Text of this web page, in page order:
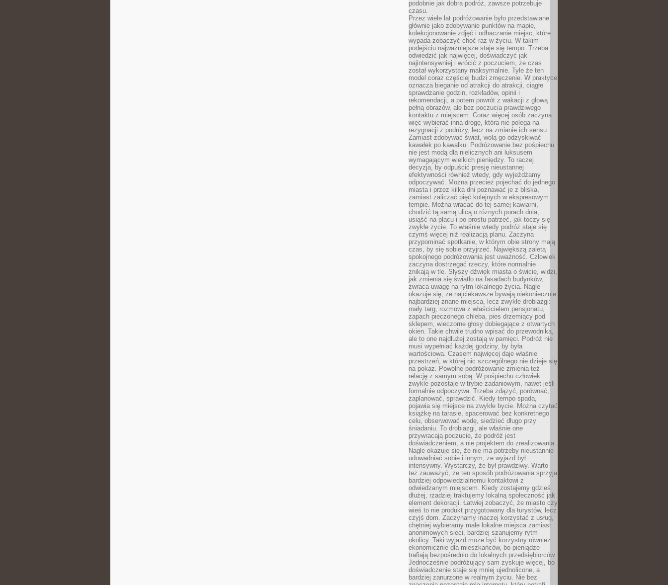
podobnie jak dobra podróż, zawsze potrzebuje
czasu.
Przez wiele lat podróżowanie było przedstawiane
głównie jako zdobywanie punktów na mapie,
kolekcjonowanie zdjęć i odhaczanie miejsc, które
wypada zobaczyć choć raz w życiu. W takim
podejściu najważniejsze staje się tempo. Trzeba
odwiedzić jak najwięcej, doświadczyć jak
najintensywniej i wrócić z poczuciem, że czas
został wykorzystany maksymalnie. Tyle że ten
model coraz częściej budzi zmęczenie. W praktyce
oznacza bieganie od atrakcji do atrakcji, ciągłe
sprawdzanie godzin, rozkładów, opinii i
rekomendacji, a potem powrót z wakacji z głową
pełną obrazów, ale bez poczucia prawdziwego
kontaktu z miejscem. Coraz więcej osób zaczyna
więc wybierać inną drogę, która nie polega na
rezygnacji z podróży, lecz na zmianie ich sensu.
Zamiast zdobywać świat, wolą go odzyskiwać
kawałek po kawałku. Podróżowanie bez pośpiechu
nie jest modą dla nielicznych ani luksusem
wymagającym wielkich pieniędzy. To raczej
decyzja, by odpuścić presję nieustannej
efektywności również wtedy, gdy wyjeżdżamy
odpoczywać. Można przecież pojechać do jednego
miasta i przez kilka dni poznawać je z bliska,
zamiast zaliczać pięć kolejnych w ekspresowym
tempie. Można wracać do tej samej kawiarni,
chodzić tą samą ulicą o różnych porach dnia,
usiąść na placu i po prostu patrzeć, jak toczy się
zwykłe życie. To właśnie wtedy podróż staje się
czymś więcej niż realizacją planu. Zaczyna
przypominać spotkanie, w którym obie strony mają
czas, by się sobie przyjrzeć. Największą zaletą
spokojnego podróżowania jest uważność. Człowiek
zaczyna dostrzegać rzeczy, które normalnie
znikają w tle. Słyszy dźwięk miasta o świcie, widzi,
jak zmienia się światło na fasadach budynków,
zwraca uwagę na rytm lokalnego życia. Nagle
okazuje się, że najciekawsze bywają niekoniecznie
najbardziej znane miejsca, lecz zwykłe drobiazgi:
mały targ, rozmowa z właścicielem pensjonatu,
zapach pieczonego chleba, pies drzemiący pod
sklepem, wieczorne głosy dobiegające z otwartych
okien. Takie chwile trudno wpisać do przewodnika,
ale to one najdłużej zostają w pamięci. Podróż nie
musi wypełniać każdej godziny, by była
wartościowa. Czasem najwięcej daje właśnie
przestrzeń, w której nic szczególnego nie dzieje się
na pokaz. Powolne podróżowanie zmienia też
relację z samym sobą. W pośpiechu człowiek
zwykle pozostaje w trybie zadaniowym, nawet jeśli
formalnie odpoczywa. Trzeba zdążyć, porównać,
zaplanować, sprawdzić. Kiedy tempo spada,
pojawia się miejsce na zwykłe bycie. Można czytać
książkę na tarasie, spacerować bez konkretnego
celu, obserwować wodę, siedzieć długo przy
śniadaniu. To drobiazgi, ale właśnie one
przywracają poczucie, że podróż jest
doświadczeniem, a nie projektem do zrealizowania.
Nagle okazuje się, że nie ma potrzeby nieustannie
udowadniać sobie i innym, że wyjazd był
intensywny. Wystarczy, że był prawdziwy. Warto
też zauważyć, że ten sposób podróżowania sprzyja
bardziej odpowiedzialnemu kontaktowi z
odwiedzanym miejscem. Kiedy zostajemy gdzieś
dłużej, rzadziej traktujemy lokalną społeczność jak
element dekoracji. Łatwiej zobaczyć, że miasto czy
wieś to nie produkt przygotowany dla turystów, lecz
czyjś dom. Zaczynamy inaczej korzystać z usług,
chętniej wybieramy małe lokalne miejsca zamiast
anonimowych sieci, bardziej szanujemy rytm
okolicy. Taki wyjazd może być korzystny również
ekonomicznie dla mieszkańców, bo pieniądze
trafiają bezpośrednio do lokalnych przedsiębiorców.
Jednocześnie podróżujący sam zyskuje więcej, bo
doświadczenie staje się mniej ujednolicone, a
bardziej zanurzone w realnym życiu. Nie bez